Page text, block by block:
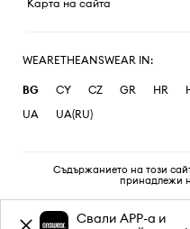
Карта на сайта
WEARETHEANSWEAR IN:
BG CY CZ GR HR
UA
UA(RU)
Съдържанието на този
принадлежи
Свали APP-a и